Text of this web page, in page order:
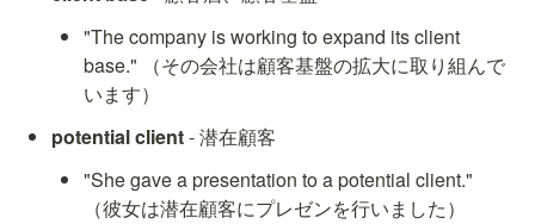
"The company is working to expand its client
base." （その会社は顧客基盤の拡大に取り組んで
います）
potential client - 潜在顧客
"She gave a presentation to a potential client."
（彼女は潜在顧客にプレゼンを行いました）